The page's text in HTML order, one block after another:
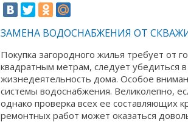
ЗАМЕНА ВОДОСНАБЖЕНИЯ ОТ
Покупка загородного жилья требует от
квадратным метрам, следует убедиться
жизнедеятельность дома. Особое
системы водоснабжения. Великолепно,
однако проверка всех ее составляющих
ремонтных работ может оказаться